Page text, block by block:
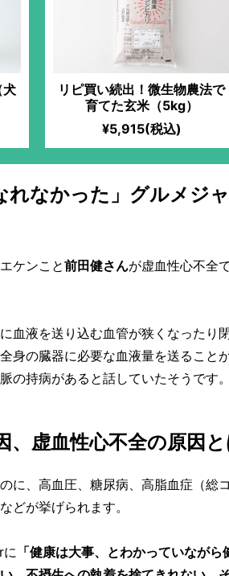
犬
リピ買い続出！微生物農法で
育てた玄米（5kg）
¥5,915(税込)
れなかった」グルメジ
ケンこと前田健さんが虚血性心不全
血液を送り込む血管が狭くなったり
身の臓器に必要な血液量を送ること
の持病があると話していたそうです。
、虚血性心不全の原因と
に、高血圧、糖尿病、高脂血症（総
どが挙げられます。
「健康は大事、とわかっていなが